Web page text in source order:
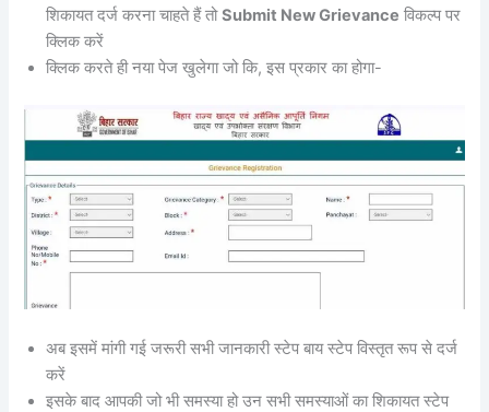
शिकायत दर्ज करना चाहते हैं तोSubmit New Grievance विकल्प पर
क्लिक करें
क्लिक करते ही नया पेज खुलेगा जो कि, इस प्रकार का होगा-
अब इसमें मांगी गई जरूरी सभी जानकारी स्टेप बाय स्टेप विस्तृत रूप से दर्ज
करें
इसके बाद आपकी जो भी समस्या हो उन सभी समस्याओं का शिकायत स्टेप